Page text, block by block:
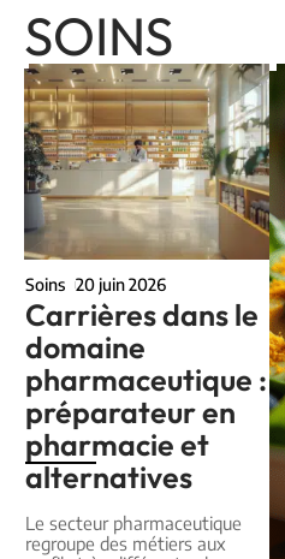
SOINS
Soins 20 juin 2026
Carrières dans le
domaine
pharmaceutique :
préparateur en
pharmacie et
alternatives
Le secteur pharmaceutique
regroupe des métiers aux